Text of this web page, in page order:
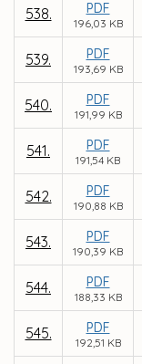
538. PDF
196,03 KB
539. PDF
193,69 KB
540. PDF
191,99 KB
541. PDF
191,54 KB
542. PDF
190,88 KB
543. PDF
190,39 KB
544. PDF
188,33 KB
545. PDF
192,51 KB